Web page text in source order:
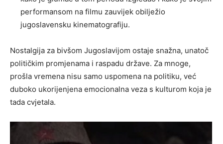
performansom na filmu zauvijek obilježio
jugoslavensku kinematografiju.
Nostalgija za bivšom Jugoslavijom ostaje snažna, unatoč
političkim promjenama i raspadu države. Za mnoge,
prošla vremena nisu samo uspomena na politiku, već
duboko ukorijenjena emocionalna veza s kulturom koja je
tada cvjetala.